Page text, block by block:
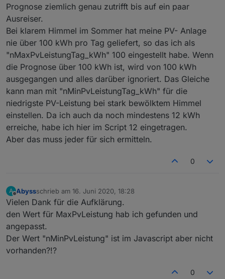
return data.replace(/&#([^;]+);/g, '');
function stripTables(data:string):string {
return data.replace(/<\/tr>/ig, "\n"
}
function getValue(body:string, start:string,
let
startp:number =body.indexOf(start) +
(startp >= 0) {
let stopp:number
if (stopp >=0) {
return
body.slice(startp);
}
function getPart(data:{body:string,
if (searchp >= 0) {
data.text =
Prognose ziemlich genau zutrifft bis auf ein paar
Ausreiser.
Bei klarem Himmel im Sommer hat meine PV- Anlage
nie über 100 kWh pro Tag geliefert, so das ich als
"nMaxPvLeistungTag_kWh" 100 eingestellt habe. Wenn
die Prognose über 100 kWh ist, wird von 100 kWh
ausgegangen und alles darüber ignoriert. Das Gleiche
kann man mit "nMinPvLeistungTag_kWh" für die
niedrigste PV-Leistung bei stark bewölktem Himmel
einstellen. Da ich auch da noch mindestens 12 kWh
erreiche, habe ich hier im Script 12 eingetragen.
Aber das muss jeder für sich ermitteln.
0
A
Offline
Abyssschrieb am 16. Juni 2020, 18:28
zuletzt editiert von
Vielen Dank für die Aufklärung.
den Wert für MaxPvLeistung hab ich gefunden und
angepasst.
Der Wert "nMinPvLeistung" ist im Javascript aber nicht
vorhanden?!?
0